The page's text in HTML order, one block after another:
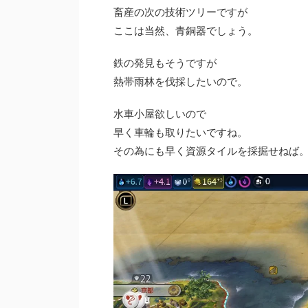
畜産の次の技術ツリーですが
ここは当然、青銅器でしょう。
鉄の発見もそうですが
熱帯雨林を伐採したいので。
水車小屋欲しいので
早く車輪も取りたいですね。
その為にも早く資源タイルを採掘せねば